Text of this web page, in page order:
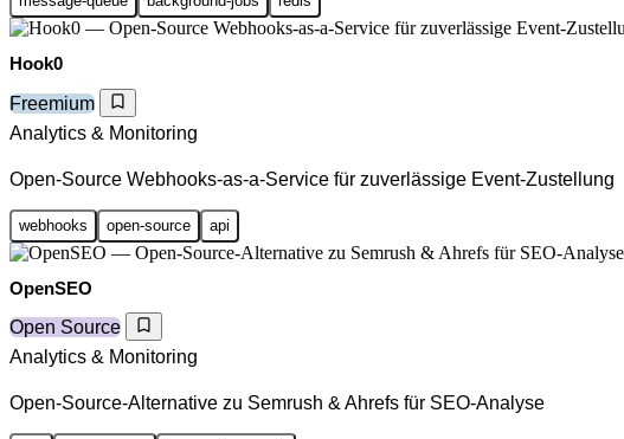
Hook0
Freemium
Analytics & Monitoring
Open-Source Webhooks-as-a-Service für zuverlässige Event-Zustellung
webhooks open-source api
OpenSEO
Open Source
Analytics & Monitoring
Open-Source-Alternative zu Semrush & Ahrefs für SEO-Analyse